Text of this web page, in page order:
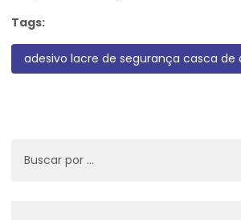
Tags:
adesivo lacre de segurança casca de